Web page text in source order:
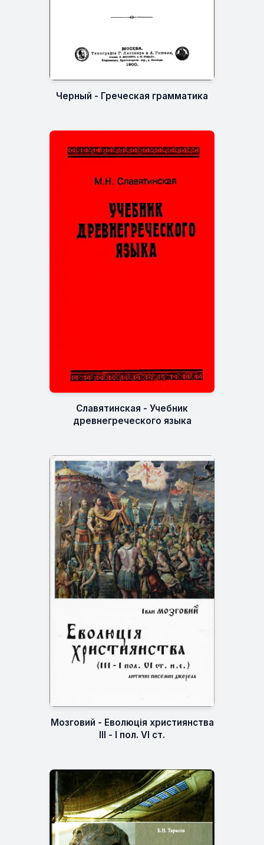
Черный - Греческая грамматика
Славятинская - Учебник
древнегреческого языка
Мозговий - Еволюція християнства
III - І пол. VI ст.